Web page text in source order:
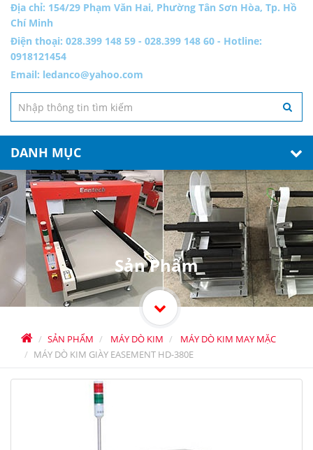
Địa chỉ: 154/29 Phạm Văn Hai, Phường Tân Sơn Hòa, Tp. Hồ
Chí Minh
Điện thoại: 028.399 148 59 - 028.399 148 60 - Hotline:
0918121454
Email: ledanco@yahoo.com
DANH MỤC
SẢN PHẨM MÁY DÒ KIM
MÁY DÒ KIM MAY MẶC
MÁY DÒ KIM GIÀY EASEMENT HD-380E
Sản Phẩm